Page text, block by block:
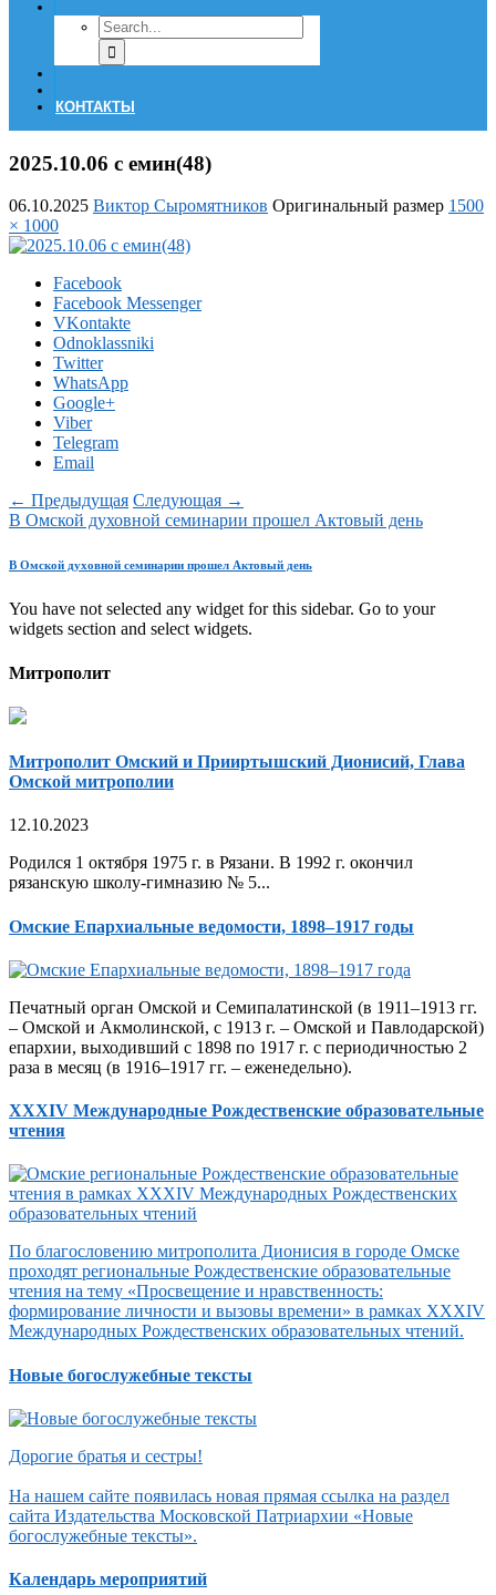
КОНТАКТЫ
2025.10.06 с емин(48)
06.10.2025 Виктор Сыромятников Оригинальный размер 1500
× 1000
Facebook
Facebook Messenger
VKontakte
Odnoklassniki
Twitter
WhatsApp
Google+
Viber
Telegram
Email
← Предыдущая Следующая →
В Омской духовной семинарии прошел Актовый день
В Омской духовной семинарии прошел Актовый день
You have not selected any widget for this sidebar. Go to your
widgets section and select widgets.
Митрополит
Митрополит Омский и Прииртышский Дионисий, Глава
Омской митрополии
12.10.2023
Родился 1 октября 1975 г. в Рязани. В 1992 г. окончил
рязанскую школу-гимназию № 5...
Омские Епархиальные ведомости, 1898–1917 годы
Печатный орган Омской и Семипалатинской (в 1911–1913 гг.
– Омской и Акмолинской, с 1913 г. – Омской и Павлодарской)
епархии, выходивший с 1898 по 1917 г. с периодичностью 2
раза в месяц (в 1916–1917 гг. – еженедельно).
XXXIV Международные Рождественские образовательные
чтения
По благословению митрополита Дионисия в городе Омске
проходят региональные Рождественские образовательные
чтения на тему «Просвещение и нравственность:
формирование личности и вызовы времени» в рамках XXXIV
Международных Рождественских образовательных чтений.
Новые богослужебные тексты
Дорогие братья и сестры!
На нашем сайте появилась новая прямая ссылка на раздел
сайта Издательства Московской Патриархии «Новые
богослужебные тексты».
Календарь мероприятий